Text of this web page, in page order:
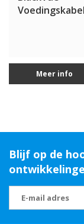
Meer info
Blijf op de